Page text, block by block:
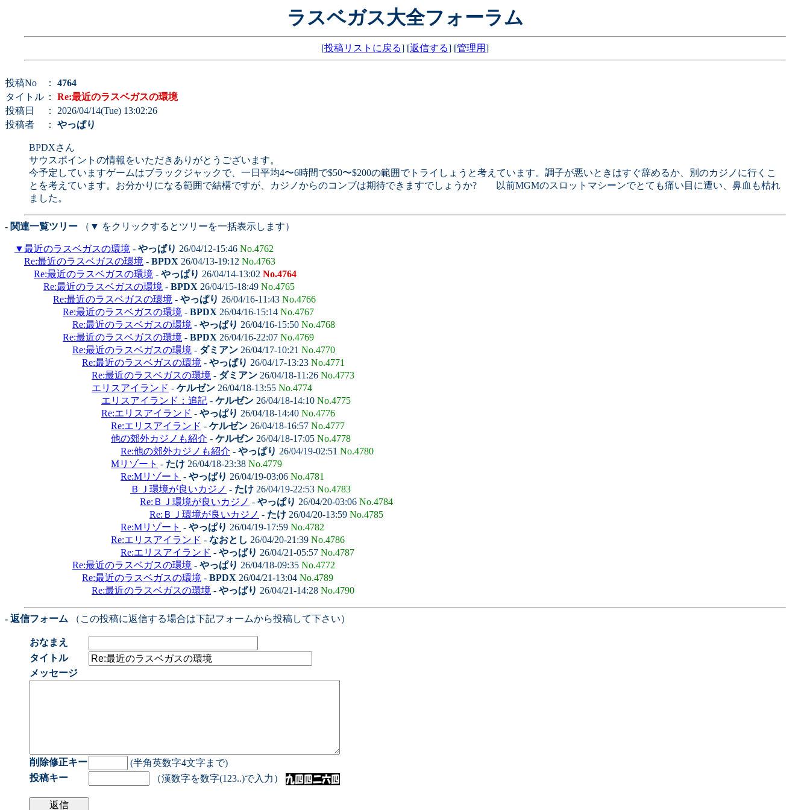
ラスベガス大全フォーラム
[投稿リストに戻る] [返信する] [管理用]
投稿No ： 4764
タイトル ： Re:最近のラスベガスの環境
投稿日
： 2026/04/14(Tue) 13:02:26
投稿者
： やっぱり
BPDXさん
サウスポイントの情報をいただきありがとうございます。
今予定していますゲームはブラックジャックで、一日平均4〜6時間で$50〜$200の範囲でトライしょうと考えています。調子が悪いときはすぐ辞めるか、別のカジノに行くこ
とを考えています。お分かりになる範囲で結構ですが、カジノからのコンブは期待できますでしょうか? 以前MGMのスロットマシーンでとても痛い目に遭い、鼻血も枯れ
ました。
- 関連一覧ツリー （▼ をクリックするとツリーを一括表示します）
▼最近のラスベガスの環境 - やっぱり 26/04/12-15:46 No.4762
Re:最近のラスベガスの環境 - BPDX 26/04/13-19:12 No.4763
Re:最近のラスベガスの環境 - やっぱり 26/04/14-13:02 No.4764
Re:最近のラスベガスの環境 - BPDX 26/04/15-18:49 No.4765
Re:最近のラスベガスの環境 - やっぱり 26/04/16-11:43 No.4766
Re:最近のラスベガスの環境 - BPDX 26/04/16-15:14 No.4767
Re:最近のラスベガスの環境 - やっぱり 26/04/16-15:50 No.4768
Re:最近のラスベガスの環境 - BPDX 26/04/16-22:07 No.4769
Re:最近のラスベガスの環境 - ダミアン 26/04/17-10:21 No.4770
Re:最近のラスベガスの環境 - やっぱり 26/04/17-13:23 No.4771
Re:最近のラスベガスの環境 - ダミアン 26/04/18-11:26 No.4773
エリスアイランド - ケルゼン 26/04/18-13:55 No.4774
エリスアイランド：追記 - ケルゼン 26/04/18-14:10 No.4775
Re:エリスアイランド - やっぱり 26/04/18-14:40 No.4776
Re:エリスアイランド - ケルゼン 26/04/18-16:57 No.4777
他の郊外カジノも紹介 - ケルゼン 26/04/18-17:05 No.4778
Re:他の郊外カジノも紹介 - やっぱり 26/04/19-02:51 No.4780
Mリゾート - たけ 26/04/18-23:38 No.4779
Re:Mリゾート - やっぱり 26/04/19-03:06 No.4781
ＢＪ環境が良いカジノ - たけ 26/04/19-22:53 No.4783
Re:ＢＪ環境が良いカジノ - やっぱり 26/04/20-03:06 No.4784
Re:ＢＪ環境が良いカジノ - たけ 26/04/20-13:59 No.4785
Re:Mリゾート - やっぱり 26/04/19-17:59 No.4782
Re:エリスアイランド - なおとし 26/04/20-21:39 No.4786
Re:エリスアイランド - やっぱり 26/04/21-05:57 No.4787
Re:最近のラスベガスの環境 - やっぱり 26/04/18-09:35 No.4772
Re:最近のラスベガスの環境 - BPDX 26/04/21-13:04 No.4789
Re:最近のラスベガスの環境 - やっぱり 26/04/21-14:28 No.4790
- 返信フォーム （この投稿に返信する場合は下記フォームから投稿して下さい）
おなまえ
タイトル
メッセージ
削除修正キー
(半角英数字4文字まで)
投稿キー
（漢数字を数字(123..)で入力）